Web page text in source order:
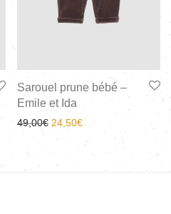
Sarouel prune bébé –
Emile et Ida
49,00€ 24,50€